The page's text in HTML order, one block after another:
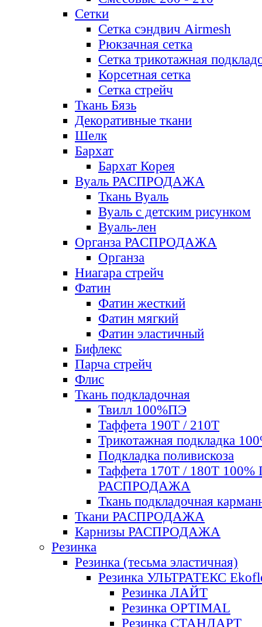
Сетки
Сетка сэндвич Airmesh
Рюкзачная сетка
Сетка трикотажная
Корсетная сетка
Сетка стрейч
Ткань Бязь
Декоративные ткани
Шелк
Бархат
Бархат Корея
Вуаль РАСПРОДАЖА
Ткань Вуаль
Вуаль с детским рисунком
Вуаль-лен
Органза РАСПРОДАЖА
Органза
Ниагара стрейч
Фатин
Фатин жесткий
Фатин мягкий
Фатин элаcтичный
Бифлекс
Парча стрейч
Флис
Ткань подкладочная
Твилл 100%ПЭ
Таффета 190Т / 210Т
Трикотажная подкладка
Подкладка поливискоза
Таффета 170Т / 180Т 100%
РАСПРОДАЖА
Ткань подкладочная
Ткани РАСПРОДАЖА
Карнизы РАСПРОДАЖА
Резинка
Резинка (тесьма эластичная)
Резинка УЛЬТРАТЕКС
Резинка ЛАЙТ
Резинка OPTIMAL
Резинка СТАНДАРТ